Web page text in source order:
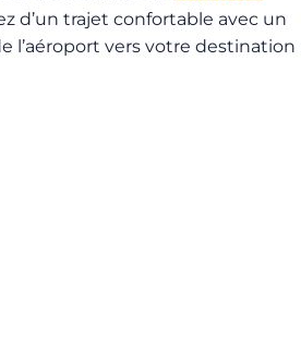
d’un trajet confortable avec un
l’aéroport vers votre destination